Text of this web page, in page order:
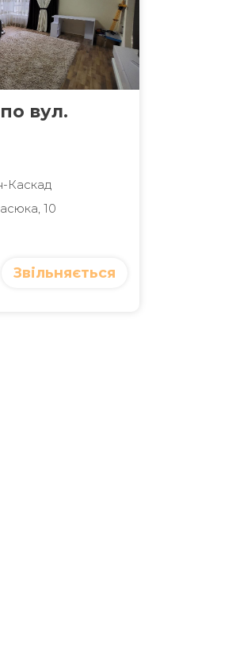
вул.
Каскад
10
Звільняється